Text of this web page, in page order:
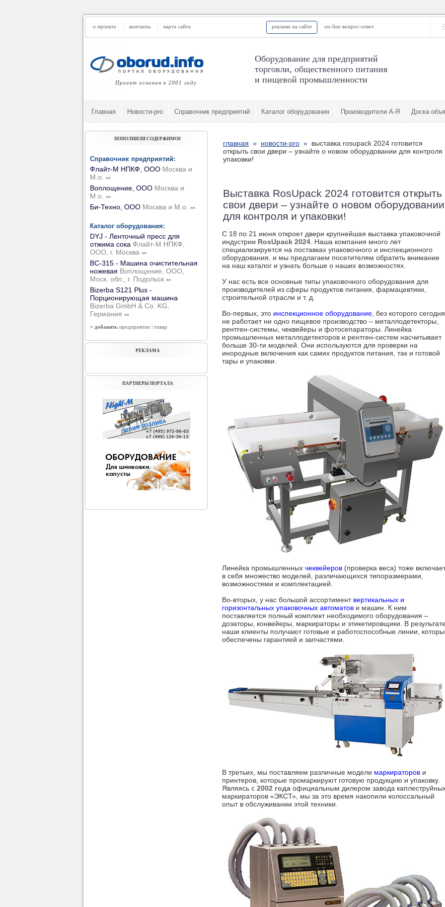
о проекте контакты карта сайта реклама на сайте on-line вопрос-ответ
Проект основан в 2001 году
Оборудование для предприятий
торговли, общественного питания
и пищевой промышленности
Главная Новости-pro Cправочник предприятий Каталог оборудования Производители А-Я Доска
главная » новости-pro » выставка rosupack 2024 готовится
открыть свои двери – узнайте о новом оборудовании для контроля
упаковки!
Выставка RosUpack 2024 готовится открыть
свои двери – узнайте о новом оборудовании
для контроля и упаковки!
С 18 по 21 июня откроет двери крупнейшая выставка упаковочной
индустрии RosUpack 2024 . Наша компания много лет
специализируется на поставках упаковочного и инспекционного
оборудования, и мы предлагаем посетителям обратить внимание
на наш каталог и узнать больше о наших возможностях.
У нас есть все основные типы упаковочного оборудования для
производителей из сферы продуктов питания, фармацевтики,
строительной отрасли и т. д.
Во-первых, это инспекционное оборудование , без которого сегодня
не работает ни одно пищевое производство – металлодетекторы,
рентген-системы, чеквейеры и фотосепараторы. Линейка
промышленных металлодетекторов и рентген-систем насчитывает
больше 30-ти моделей. Они используются для проверки на
инородные включения как самих продуктов питания, так и готовой
тары и упаковки.
Линейка промышленных чеквейеров (проверка веса) тоже
в себя множество моделей, различающихся типоразмерами,
возможностями и комплектацией.
Во-вторых, у нас большой ассортимент вертикальных и
горизонтальных упаковочных автоматов и машин. К ним
поставляется полный комплект необходимого оборудования –
дозаторы, конвейеры, маркираторы и этикетировщики. В
наши клиенты получают готовые и работоспособные линии,
обеспечены гарантией и запчастями.
В третьих, мы поставляем различные модели маркираторов и
принтеров, которые промаркируют готовую продукцию и упаковку.
Являясь с 2002 года официальным дилером завода
маркираторов «ЭКСТ», мы за это время накопили колоссальный
опыт в обслуживании этой техники.
ПОПОЛНИЛИ СОДЕРЖИМОЕ
Справочник предприятий:
Флайт-М НПКФ, ООО Москва и
М.о.
»»
Воплощение, ООО Москва и
М.о.
»»
Би-Техно, ООО Москва и М.о. »»
Каталог оборудования:
DYJ - Ленточный пресс для
отжима сока Флайт-М НПКФ,
ООО, г. Москва »»
ВС-315 - Машина очистительная
ножевая Воплощение, ООО,
Моск. обл., г. Подольск »»
Bizerba S121 Plus -
Порционирующая машина
Bizerba GmbH & Co. KG,
Германия »»
+ добавить предприятие | товар
РЕКЛАМА
ПАРТНЕРЫ ПОРТАЛА